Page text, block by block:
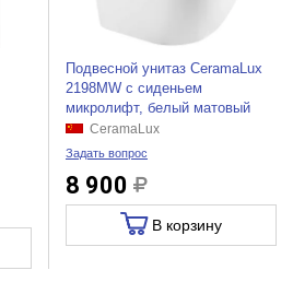
Подвесной унитаз CeramaLux
2198MW с сиденьем
микролифт, белый матовый
CeramaLux
Задать вопрос
8 900
В корзину